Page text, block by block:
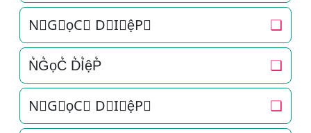
N⃗G⃗ọC⃗ D⃗I⃗ệP⃗ ❏
N͛G͛ọC͛ D͛I͛ệP͛ ❏
N⃒G⃒ọC⃒ D⃒I⃒ệP⃒ ❏